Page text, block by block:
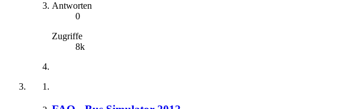
Antworten
0
Zugriffe
8k